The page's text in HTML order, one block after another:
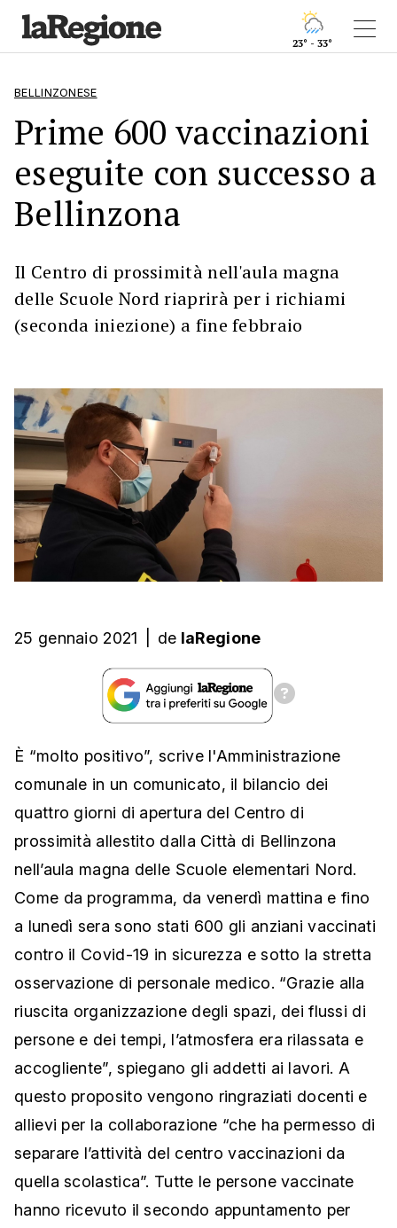
23° - 33°
BELLINZONESE
Prime 600 vaccinazioni
eseguite con successo a
Bellinzona
Il Centro di prossimità nell'aula magna
delle Scuole Nord riaprirà per i richiami
(seconda iniezione) a fine febbraio
25 gennaio 2021 de laRegione
È “molto positivo”, scrive l'Amministrazione
comunale in un comunicato, il bilancio dei
quattro giorni di apertura del Centro di
prossimità allestito dalla Città di Bellinzona
nell’aula magna delle Scuole elementari Nord.
Come da programma, da venerdì mattina e fino
a lunedì sera sono stati 600 gli anziani vaccinati
contro il Covid-19 in sicurezza e sotto la stretta
osservazione di personale medico. “Grazie alla
riuscita organizzazione degli spazi, dei flussi di
persone e dei tempi, l’atmosfera era rilassata e
accogliente”, spiegano gli addetti ai lavori. A
questo proposito vengono ringraziati docenti e
allievi per la collaborazione “che ha permesso di
separare l’attività del centro vaccinazioni da
quella scolastica”. Tutte le persone vaccinate
hanno ricevuto il secondo appuntamento per